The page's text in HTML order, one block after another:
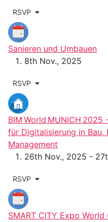
RSVP
Sanieren und Umbauen
8th Nov., 2025
RSVP
BIM World MUNICH
für Digitalisierung in Bau,
Management
26th Nov., 2025 -
RSVP
SMART CITY Expo World